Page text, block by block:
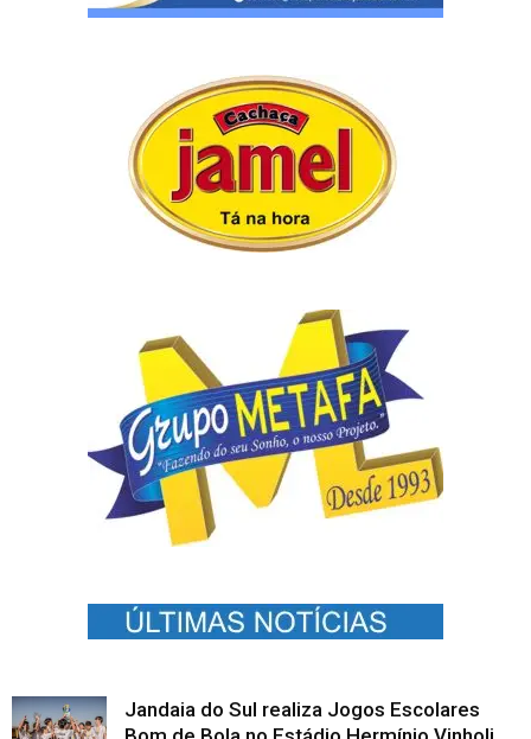
Jandaia do Sul realiza Jogos Escolares